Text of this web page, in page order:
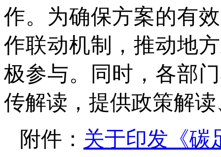
作。为确保方案的有
作联动机制，推动地
极参与。同时，各部
传解读，提供政策解
附件： 关于印发《碳